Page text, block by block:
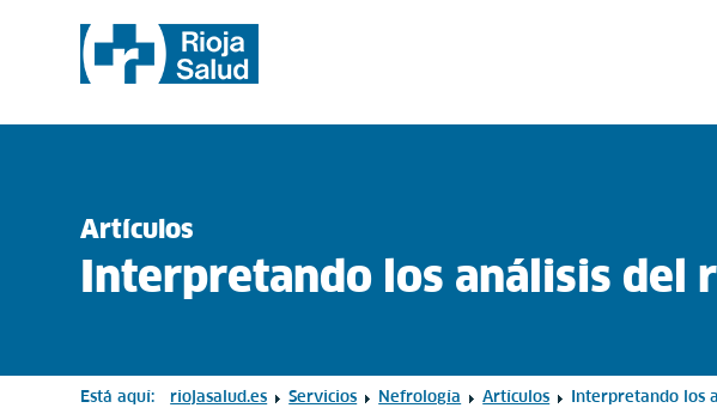
Artículos
Interpretando los análisis del
Está aquí: riojasalud.es Servicios Nefrología Artículos Interpretando los